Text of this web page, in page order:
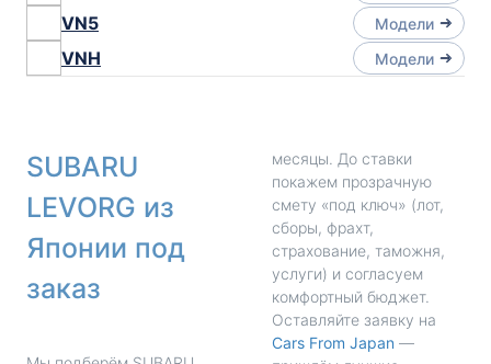
VN5 Модели
VNH Модели
SUBARU
LEVORG из
Японии под
заказ
месяцы. До ставки
покажем прозрачную
смету «под ключ» (лот,
сборы, фрахт,
страхование, таможня,
услуги) и согласуем
комфортный бюджет.
Оставляйте заявку на
Cars From Japan —